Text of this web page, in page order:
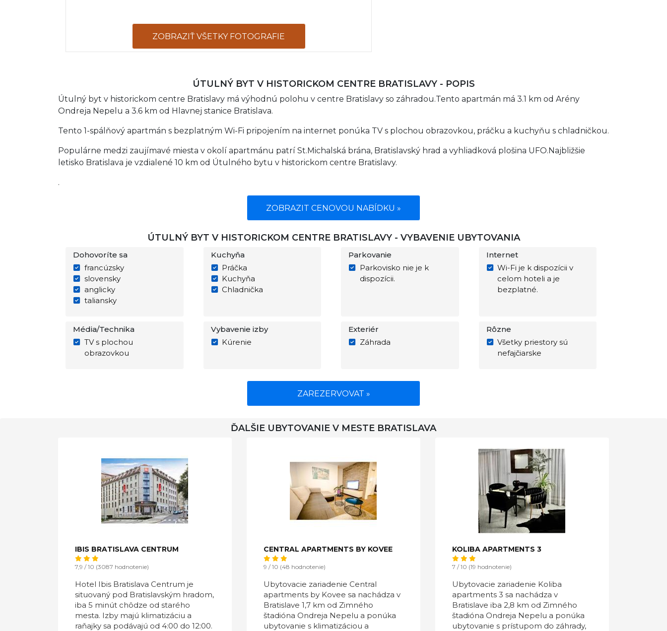
ZOBRAZIŤ VŠETKY FOTOGRAFIE
ÚTULNÝ BYT V HISTORICKOM CENTRE BRATISLAVY - POPIS
Útulný byt v historickom centre Bratislavy má výhodnú polohu v centre Bratislavy so záhradou.Tento apartmán má 3.1 km od Arény
Ondreja Nepelu a 3.6 km od Hlavnej stanice Bratislava.
Tento 1-spálňový apartmán s bezplatným Wi-Fi pripojením na internet ponúka TV s plochou obrazovkou, práčku a kuchyňu s chladničkou.
Populárne medzi zaujímavé miesta v okolí apartmánu patrí St.Michalská brána, Bratislavský hrad a vyhliadková plošina UFO.Najbližšie
letisko Bratislava je vzdialené 10 km od Útulného bytu v historickom centre Bratislavy.
.
ZOBRAZIT CENOVOU NABÍDKU »
ÚTULNÝ BYT V HISTORICKOM CENTRE BRATISLAVY - VYBAVENIE UBYTOVANIA
Dohovoríte sa
francúzsky
slovensky
anglicky
taliansky
Kuchyňa
Práčka
Kuchyňa
Chladnička
Parkovanie
Parkovisko nie je k
dispozícii.
Internet
Wi-Fi je k dispozícii v
celom hoteli a je
bezplatné.
Média/Technika
TV s plochou
obrazovkou
Vybavenie izby
Kúrenie
Exteriér
Záhrada
Rôzne
Všetky priestory sú
nefajčiarske
ZAREZERVOVAT »
ĎALŠIE UBYTOVANIE V MESTE BRATISLAVA
IBIS BRATISLAVA CENTRUM
7,9 / 10 (3087 hodnotenie)
Hotel Ibis Bratislava Centrum je
situovaný pod Bratislavským hradom,
iba 5 minút chôdze od starého
mesta. Izby majú klimatizáciu a
raňajky sa podávajú od 4:00 do 12:00.
CENTRAL APARTMENTS BY KOVEE
9 / 10 (48 hodnotenie)
Ubytovacie zariadenie Central
apartments by Kovee sa nachádza v
Bratislave 1,7 km od Zimného
štadióna Ondreja Nepelu a ponúka
ubytovanie s klimatizáciou a
KOLIBA APARTMENTS 3
7 / 10 (19 hodnotenie)
Ubytovacie zariadenie Koliba
apartments 3 sa nachádza v
Bratislave iba 2,8 km od Zimného
štadióna Ondreja Nepelu a ponúka
ubytovanie s prístupom do záhrady,